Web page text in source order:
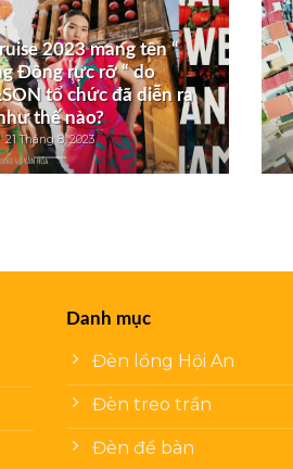
2023 mang tên “
Đông rực rỡ “ do
tổ chức đã diễn ra
thế nào?
21 Tháng 8, 2023
Danh mục
Đèn lồng Hội An
Đèn treo trần
Đèn để bàn